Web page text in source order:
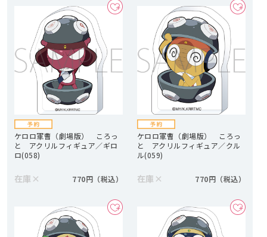
ケロロ軍曹（劇場版） ころっ
と アクリルフィギュア／ギロ
ロ(058)
在庫 × 770円
ケロロ軍曹（劇場版） ころっ
と アクリルフィギュア／クル
ル(059)
在庫 × 770円